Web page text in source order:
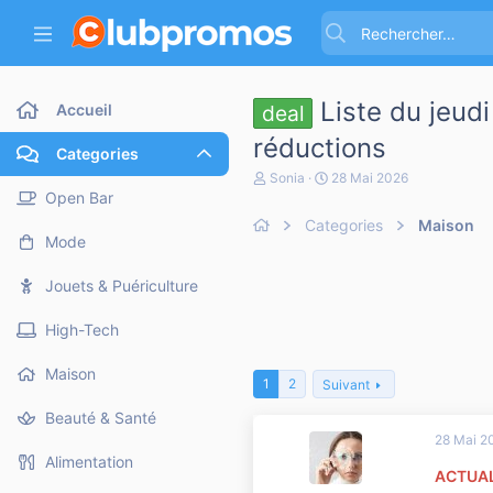
Accueil
Categories
Open Bar
Mode
Jouets & Puériculture
High-Tech
Maison
Beauté & Santé
Alimentation
deal
Liste du
réductions
A
e
i
Sonia
D
e
28 Mai 2026
Categories Maison
1 2 Suivant
28 Mai